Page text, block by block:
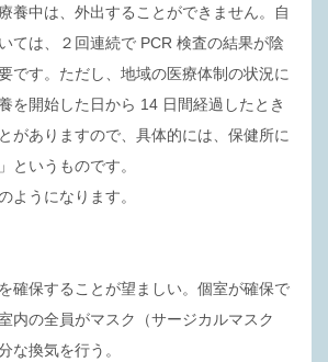
養中は、外出することができません。自
ては、２回連続で PCR 検査の結果が陰
です。ただし、地域の医療体制の状況に
を開始した日から 14 日間経過したとき
がありますので、具体的には、保健所に
というものです。
ようになります。
確保することが望ましい。個室が確保で
内の全員がマスク（サージカルマスク
な換気を行う。